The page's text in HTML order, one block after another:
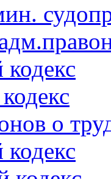
о